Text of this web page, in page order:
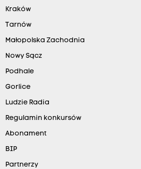
Kraków
Tarnów
Małopolska Zachodnia
Nowy Sącz
Podhale
Gorlice
Ludzie Radia
Regulamin konkursów
Abonament
BIP
Partnerzy